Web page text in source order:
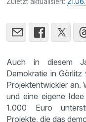
Auch in diesem
Demokratie in
Projektentwickler an.
und eine eigene
1.000 Euro
Projekte, die das